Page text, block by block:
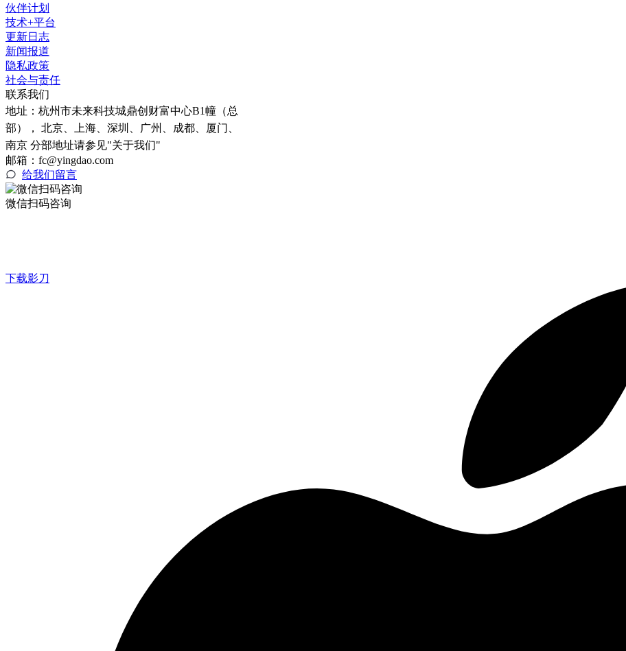
伙伴计划
技术+平台
更新日志
新闻报道
隐私政策
社会与责任
联系我们
地址： 杭州市未来科技城鼎创财富中心B1幢（总
部）， 北京、上海、深圳、广州、成都、厦门、
南京 分部地址请参见"关于我们"
邮箱：fc@yingdao.com
给我们留言
微信扫码咨询
下载影刀